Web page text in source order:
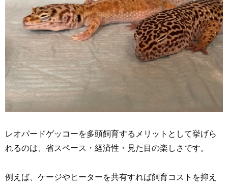
レオパードゲッコーを多頭飼育するメリットとして挙げら
れるのは、省スペース・経済性・見た目の楽しさです。
例えば、ケージやヒーターを共有すれば飼育コストを抑え